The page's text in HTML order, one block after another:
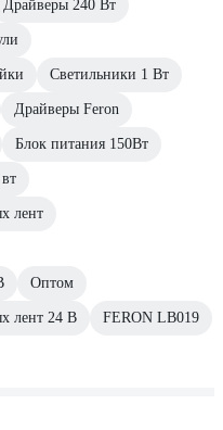
Драйверы 240 Вт
Светильники 1 Вт
Драйверы Feron
Блок питания 150Вт
лент
Оптом
лент 24 В FERON LB019